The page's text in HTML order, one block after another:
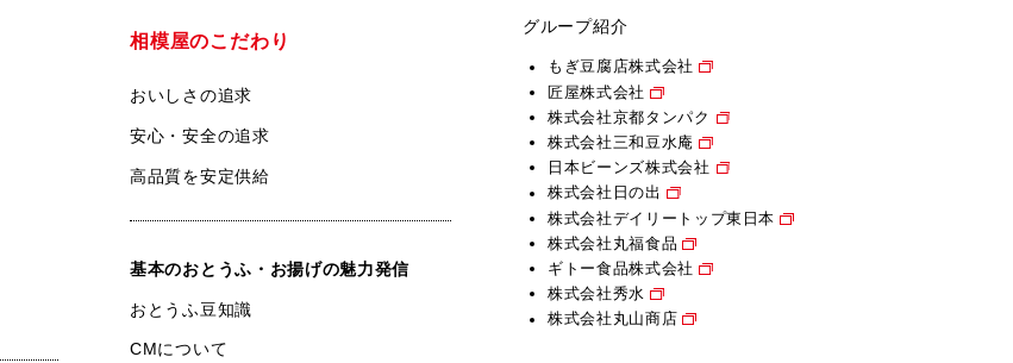
相模屋のこだわり
おいしさの追求
安心・安全の追求
高品質を安定供給
基本のおとうふ・お揚げの魅力発信
おとうふ豆知識
CMについて
グループ紹介
もぎ豆腐店株式会社
匠屋株式会社
株式会社京都タンパク
株式会社三和豆水庵
日本ビーンズ株式会社
株式会社日の出
株式会社デイリートップ東日本
株式会社丸福食品
ギトー食品株式会社
株式会社秀水
株式会社丸山商店